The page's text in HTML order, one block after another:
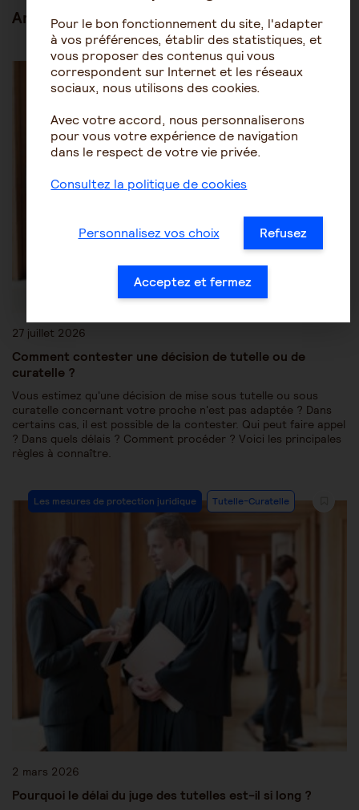
Articles en lien
Les mesures de protection juridique Tutelle-Curatelle
27 juillet 2026
Comment contester une décision de tutelle ou de
curatelle ?
Vous estimez qu'une décision de mise sous tutelle ou sous
curatelle concernant votre proche n'est pas adaptée ? Dans
certains cas, il est possible de la contester. Qui peut faire appel
? Dans quels délais ? Comment procéder ? Voici les principales
règles à connaître.
Les mesures de protection juridique Tutelle-Curatelle
2 mars 2026
Pourquoi le délai du juge des tutelles est-il si long ?
Pour le bon fonctionnement du site, l'adapter
à vos préférences, établir des statistiques, et
vous proposer des contenus qui vous
correspondent sur Internet et les réseaux
sociaux, nous utilisons des cookies.
Avec votre accord, nous personnaliserons
pour vous votre expérience de navigation
dans le respect de votre vie privée.
Consultez la politique de cookies
Personnalisez vos choix Refusez
Acceptez et fermez